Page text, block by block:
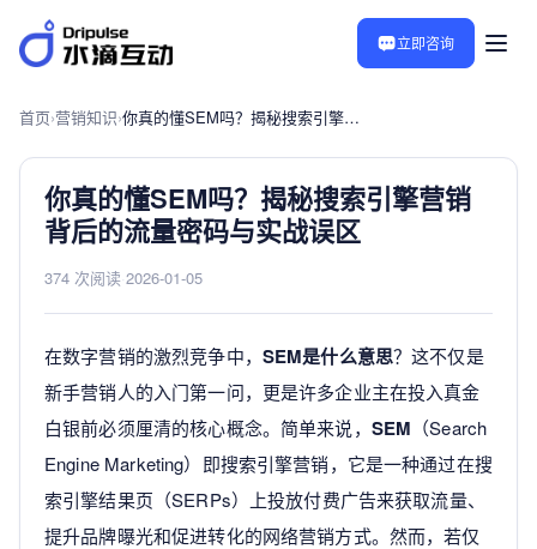
立即咨询
首页›营销知识› 你真的懂SEM吗？揭秘搜索引擎营销背后的流量密码与实战误区
你真的懂SEM吗？揭秘搜索引擎营销
背后的流量密码与实战误区
374 次阅读 2026-01-05
在数字营销的激烈竞争中， SEM是什么意思？这不仅是
新手营销人的入门第一问，更是许多企业主在投入真金
白银前必须厘清的核心概念。简单来说， SEM （Search
Engine Marketing）即搜索引擎营销，它是一种通过在搜
索引擎结果页（SERPs）上投放付费广告来获取流量、
提升品牌曝光和促进转化的网络营销方式。然而，若仅